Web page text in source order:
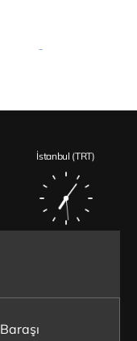
İstanbul (TRT)
Baraşı